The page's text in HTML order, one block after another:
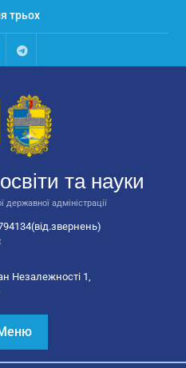
трьох
Talegram
та науки
державної адміністрації
Незалежності 1,